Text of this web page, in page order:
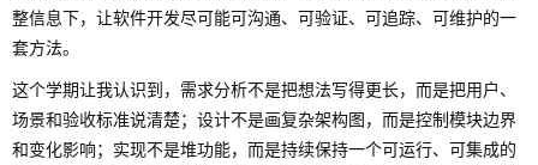
整信息下，让软件开发尽可能可沟通、可验证、可追踪、可维护的一
套方法。
这个学期让我认识到，需求分析不是把想法写得更长，而是把用户、
场景和验收标准说清楚；设计不是画复杂架构图，而是控制模块边界
和变化影响；实现不是堆功能，而是持续保持一个可运行、可集成的